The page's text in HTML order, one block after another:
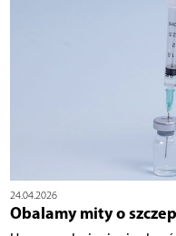
24.04.2026
Obalamy mity o